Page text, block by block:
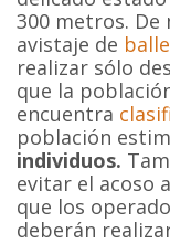
300 metros. De
avistaje de
realizar sólo
que la
encuentra
población
individuos.
evitar el acoso
que los
deberán